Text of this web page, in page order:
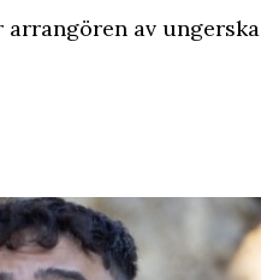
av ungerska